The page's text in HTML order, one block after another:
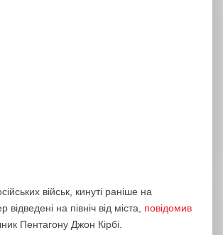
військ, кинуті раніше на
відведені на північ від міста, повідомив
Пентагону Джон Кірбі.